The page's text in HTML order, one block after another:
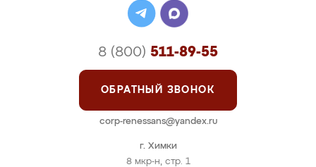
г. Химки
8 мкр-н, стр. 1
8 (800) 511-89-55
ОБРАТНЫЙ ЗВОНОК
corp-renessans@yandex.ru